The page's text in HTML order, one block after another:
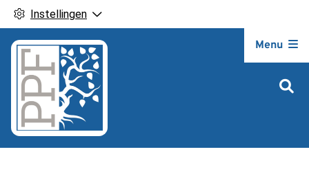
Instellingen
Menu